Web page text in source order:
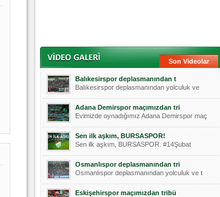
Son Videolar
Balıkesirspor deplasmanından t
Balıkesirspor deplasmanından yolculuk ve
Adana Demirspor maçımızdan tri
Evimizde oynadığımız Adana Demirspor maç
Sen ilk aşkım, BURSASPOR!
Sen ilk aşkım, BURSASPOR. #14Şubat
Osmanlıspor deplasmanından tri
Osmanlıspor deplasmanından yolculuk ve t
Eskişehirspor maçımızdan tribü